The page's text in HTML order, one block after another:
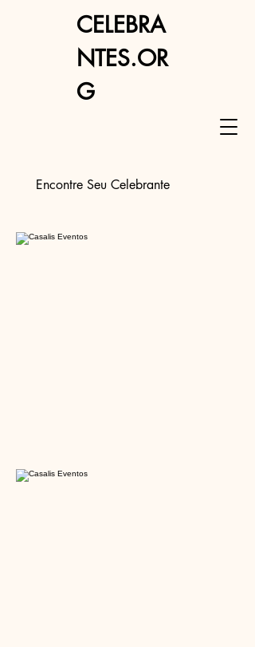
Encontre Seu Celebrante
CELEBRA
NTES.OR
G